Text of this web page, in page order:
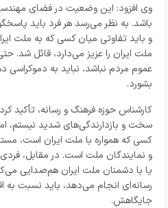
وی افزود: این وضعیت در فضای
باشد. به نظر می‌رسد هر فرد باید
و باید تفاوتی میان کسی که به ملت
ملت ایران را عزیز می‌دارد، قائل شد.
عموم مردم نباشد، نباید به
بشورد.
کارشناس حوزه فرهنگ و رسانه، تأکید
سخت و بازدارندگی‌های شدید نیستم،
کسی که همواره با ملت ایران است،
و نمایندگان ملت است. در مقابل،
یا با دشمنان ملت ایران هم‌صدایی
رسانه‌ای انجام می‌دهد، باید نسبت به
جایگاهش.